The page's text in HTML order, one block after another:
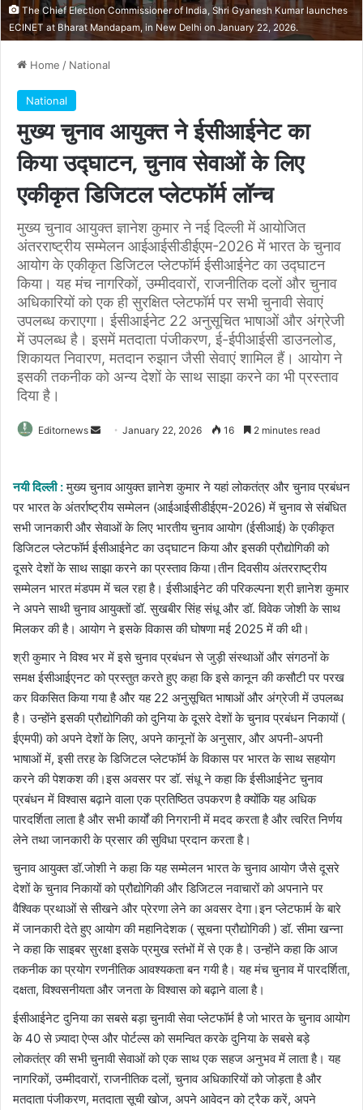
The Chief Election Commissioner of India, Shri Gyanesh Kumar launches
ECINET at Bharat Mandapam, in New Delhi on January 22, 2026.
Home / National
National
मुख्य चुनाव आयुक्त ने ईसीआईनेट का
किया उद्घाटन, चुनाव सेवाओं के लिए
एकीकृत डिजिटल प्लेटफॉर्म लॉन्च
मुख्य चुनाव आयुक्त ज्ञानेश कुमार ने नई दिल्ली में आयोजित
अंतरराष्ट्रीय सम्मेलन आईआईसीडीईएम-2026 में भारत के चुनाव
आयोग के एकीकृत डिजिटल प्लेटफॉर्म ईसीआईनेट का उद्घाटन
किया। यह मंच नागरिकों, उम्मीदवारों, राजनीतिक दलों और चुनाव
अधिकारियों को एक ही सुरक्षित प्लेटफॉर्म पर सभी चुनावी सेवाएं
उपलब्ध कराएगा। ईसीआईनेट 22 अनुसूचित भाषाओं और अंग्रेजी
में उपलब्ध है। इसमें मतदाता पंजीकरण, ई-ईपीआईसी डाउनलोड,
शिकायत निवारण, मतदान रुझान जैसी सेवाएं शामिल हैं। आयोग ने
इसकी तकनीक को अन्य देशों के साथ साझा करने का भी प्रस्ताव
दिया है।
Editornews
Send January 22, 2026 16 2 minutes read
नयी दिल्ली :मुख्य चुनाव आयुक्त ज्ञानेश कुमार ने यहां लोकतंत्र और चुनाव प्रबंधन
पर भारत के अंतर्राष्ट्रीय सम्मेलन (आईआईसीडीईएम-2026) में चुनाव से संबंधित
सभी जानकारी और सेवाओं के लिए भारतीय चुनाव आयोग (ईसीआई) के एकीकृत
डिजिटल प्लेटफॉर्म ईसीआईनेट का उद्घाटन किया और इसकी प्राैद्योगिकी को
दूसरे देशों के साथ साझा करने का प्रस्ताव किया।तीन दिवसीय अंतरराष्ट्रीय
सम्मेलन भारत मंडपम में चल रहा है। ईसीआईनेट की परिकल्पना श्री ज्ञानेश कुमार
ने अपने साथी चुनाव आयुक्तों डॉ. सुखबीर सिंह संधू और डॉ. विवेक जोशी के साथ
मिलकर की है। आयोग ने इसके विकास की घोषणा मई 2025 में की थी।
श्री कुमार ने विश्व भर में इसे चुनाव प्रबंधन से जुड़ी संस्थाओं और संगठनों के
समक्ष ईसीआईएनट को प्रस्तुत करते हुए कहा कि इसे कानून की कसौटी पर परख
कर विकसित किया गया है और यह 22 अनुसूचित भाषाओं और अंग्रेजी में उपलब्ध
है। उन्होंने इसकी प्राैद्योगिकी को दुनिया के दूसरे देशों के चुनाव प्रबंधन निकायों (
ईएमपी) को अपने देशों के लिए, अपने कानूनों के अनुसार, और अपनी-अपनी
भाषाओं में, इसी तरह के डिजिटल प्लेटफॉर्म के विकास पर भारत के साथ सहयोग
करने की पेशकश की।इस अवसर पर डॉ. संधू ने कहा कि ईसीआईनेट चुनाव
प्रबंधन में विश्वास बढ़ाने वाला एक प्रतिष्ठित उपकरण है क्योंकि यह अधिक
पारदर्शिता लाता है और सभी कार्यों की निगरानी में मदद करता है और त्वरित निर्णय
लेने तथा जानकारी के प्रसार की सुविधा प्रदान करता है।
चुनाव आयुक्त डॉ.जोशी ने कहा कि यह सम्मेलन भारत के चुनाव आयोग जैसे दूसरे
देशों के चुनाव निकायों को प्रौद्योगिकी और डिजिटल नवाचारों को अपनाने पर
वैश्विक प्रथाओं से सीखने और प्रेरणा लेने का अवसर देगा।इन प्लेटफार्म के बारे
में जानकारी देते हुए आयोग की महानिदेशक ( सूचना प्रौद्योगिकी ) डॉ. सीमा खन्ना
ने कहा कि साइबर सुरक्षा इसके प्रमुख स्तंभों में से एक है। उन्होंने कहा कि आज
तकनीक का प्रयोग रणनीतिक आवश्यकता बन गयी है। यह मंच चुनाव में पारदर्शिता,
दक्षता, विश्वसनीयता और जनता के विश्वास को बढ़ाने वाला है।
ईसीआईनेट दुनिया का सबसे बड़ा चुनावी सेवा प्लेटफॉर्म है जो भारत के चुनाव आयोग
के 40 से ज़्यादा ऐप्स और पोर्टल्स को समन्वित करके दुनिया के सबसे बड़े
लोकतंत्र की सभी चुनावी सेवाओं को एक साथ एक सहज अनुभव में लाता है। यह
नागरिकों, उम्मीदवारों, राजनीतिक दलों, चुनाव अधिकारियों को जोड़ता है और
मतदाता पंजीकरण, मतदाता सूची खोज, अपने आवेदन को ट्रैक करें, अपने